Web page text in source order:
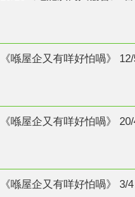
《喺屋企又有咩好怕喎》
《喺屋企又有咩好怕喎》
《喺屋企又有咩好怕喎》 3/